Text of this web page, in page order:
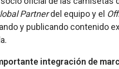
Partnerdel equipo y el
y publicando contenido
integración de